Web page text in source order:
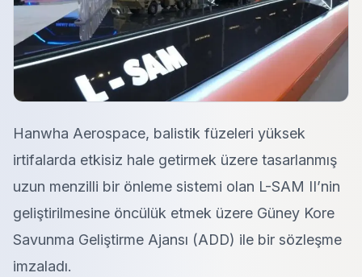
Hanwha Aerospace, balistik füzeleri yüksek
irtifalarda etkisiz hale getirmek üzere tasarlanmış
uzun menzilli bir önleme sistemi olan L-SAM II’nin
geliştirilmesine öncülük etmek üzere Güney Kore
Savunma Geliştirme Ajansı (ADD) ile bir sözleşme
imzaladı.